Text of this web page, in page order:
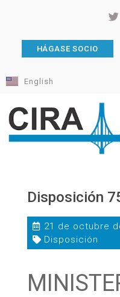
HÁGASE SOCIO
English
Disposición
21 de octubre
Disposición